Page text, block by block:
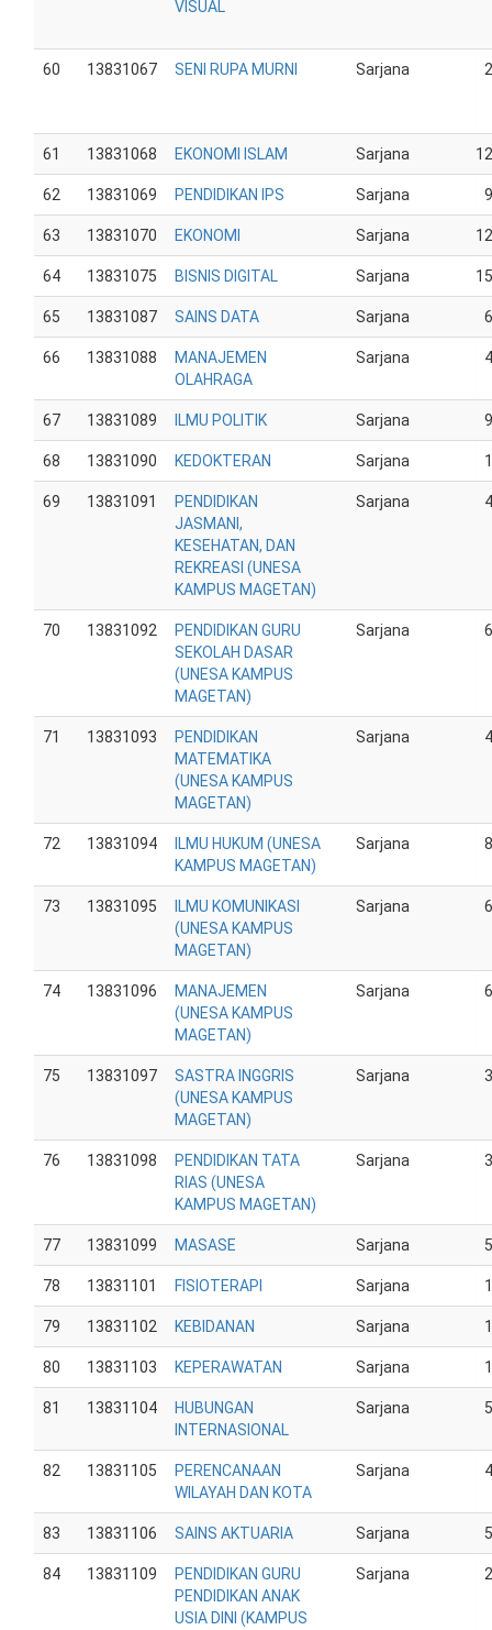
VISUAL
60 13831067 SENI RUPA MURNI Sarjana
61 13831068 EKONOMI ISLAM Sarjana
62 13831069 PENDIDIKAN IPS Sarjana
63 13831070 EKONOMI Sarjana
64 13831075 BISNIS DIGITAL Sarjana
65 13831087 SAINS DATA Sarjana
66 13831088
MANAJEMEN
OLAHRAGA
Sarjana
67 13831089 ILMU POLITIK Sarjana
68 13831090 KEDOKTERAN Sarjana
69 13831091
PENDIDIKAN
JASMANI,
KESEHATAN, DAN
REKREASI (UNESA
KAMPUS MAGETAN)
Sarjana
70 13831092
PENDIDIKAN GURU
SEKOLAH DASAR
(UNESA KAMPUS
MAGETAN)
Sarjana
71 13831093
PENDIDIKAN
MATEMATIKA
(UNESA KAMPUS
MAGETAN)
Sarjana
72 13831094
ILMU HUKUM (UNESA
KAMPUS MAGETAN)
Sarjana
73 13831095
ILMU KOMUNIKASI
(UNESA KAMPUS
MAGETAN)
Sarjana
74 13831096
MANAJEMEN
(UNESA KAMPUS
MAGETAN)
Sarjana
75 13831097
SASTRA INGGRIS
(UNESA KAMPUS
MAGETAN)
Sarjana
76 13831098
PENDIDIKAN TATA
RIAS (UNESA
KAMPUS MAGETAN)
Sarjana
77 13831099 MASASE Sarjana
78 13831101 FISIOTERAPI Sarjana
79 13831102 KEBIDANAN Sarjana
80 13831103 KEPERAWATAN Sarjana
81 13831104
HUBUNGAN
INTERNASIONAL
Sarjana
82 13831105
PERENCANAAN
WILAYAH DAN KOTA
Sarjana
83 13831106 SAINS AKTUARIA Sarjana
84 13831109
PENDIDIKAN GURU
PENDIDIKAN ANAK
USIA DINI (KAMPUS
Sarjana